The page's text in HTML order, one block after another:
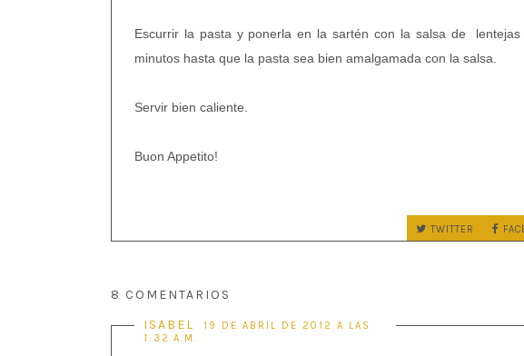
Escurrir la pasta y ponerla en la sartén con la salsa de
minutos hasta que la pasta sea bien amalgamada con la salsa.
Servir bien caliente.
Buon Appetito!
TWITTER
8 COMENTARIOS
ISABEL
19 DE ABRIL DE 2012 A LAS
1:32 A.M.